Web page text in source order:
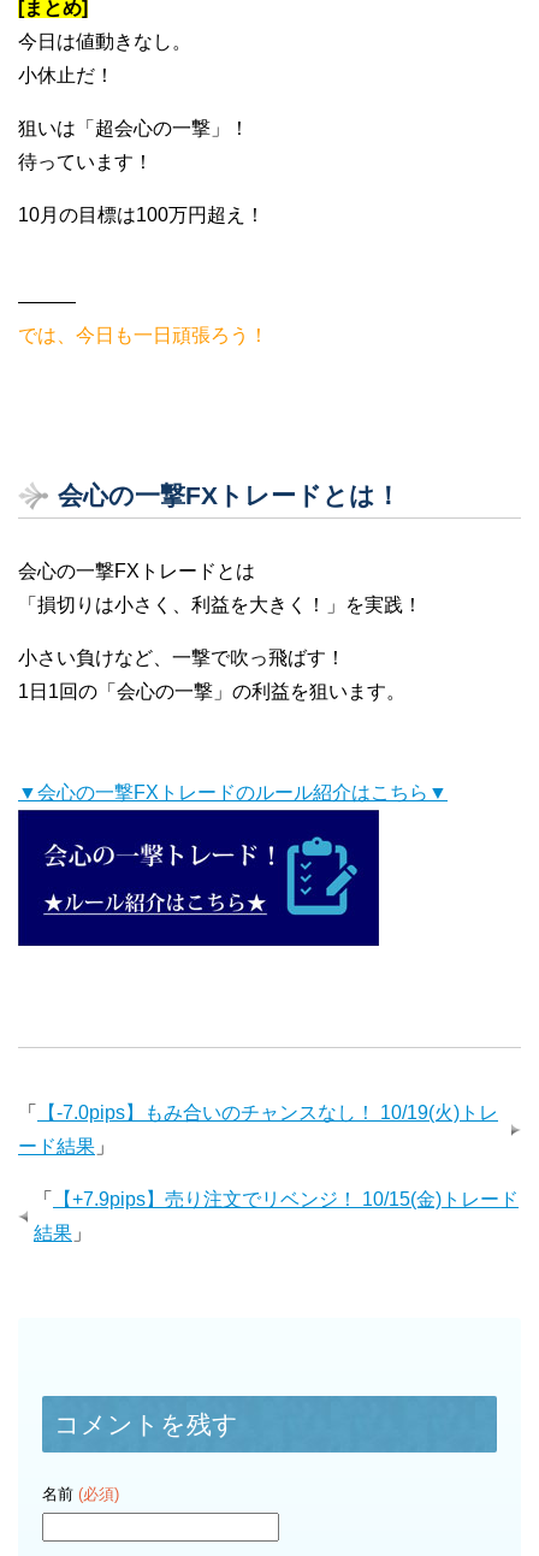
[まとめ]
今日は値動きなし。
小休止だ！
狙いは「超会心の一撃」！
待っています！
10月の目標は100万円超え！
———
では、今日も一日頑張ろう！
会心の一撃FXトレードとは！
会心の一撃FXトレードとは
「損切りは小さく、利益を大きく！」を実践！
小さい負けなど、一撃で吹っ飛ばす！
1日1回の「会心の一撃」の利益を狙います。
▼会心の一撃FXトレードのルール紹介はこちら▼
「
【-7.0pips】もみ合いのチャンスなし！ 10/19(火)トレ
ード結果 」
「
【+7.9pips】売り注文でリベンジ！ 10/15(金)トレード
結果 」
コメントを残す
名前 (必須)